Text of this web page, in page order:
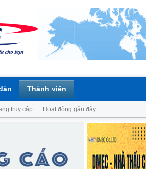
Thành viên
truy cập Hoạt động gần đây